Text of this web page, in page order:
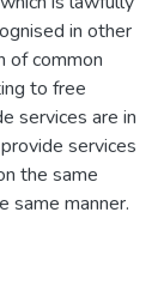
in other
of common
to free
services are in
services
the same
same manner.